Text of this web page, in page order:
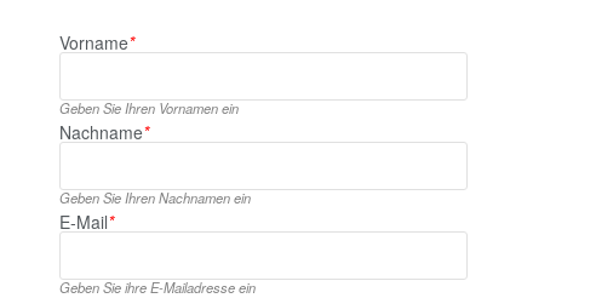
Vorname*
Geben Sie Ihren Vornamen ein
Nachname*
Geben Sie Ihren Nachnamen ein
E‑Mail*
Geben Sie ihre E‑Mailadresse ein